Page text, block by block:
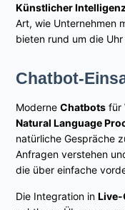
Künstlicher
Art, wie Unternehmen
bieten rund um die
Chatbot-
ModerneChatbots für
Natural Language
natürliche Gespräche
Anfragen verstehen
die über einfache
Die Integration inLive-